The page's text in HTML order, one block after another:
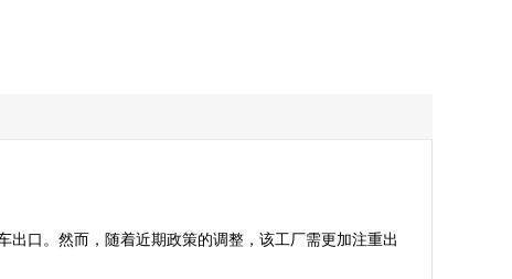
口。然而，随着近期政策的调整，该工厂需更加注重出